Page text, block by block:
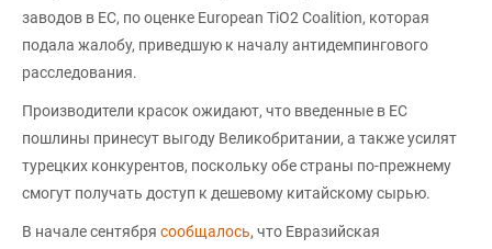
заводов в ЕС, по оценке European TiO2 Coalition, которая
подала жалобу, приведшую к началу антидемпингового
расследования.
Производители красок ожидают, что введенные в ЕС
пошлины принесут выгоду Великобритании, а также усилят
турецких конкурентов, поскольку обе страны по-прежнему
смогут получать доступ к дешевому китайскому сырью.
В начале сентября сообщалось, что Евразийская